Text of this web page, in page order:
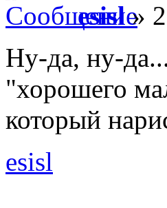
esisl»
Ну-да, ну-
"хорошего
который
esisl